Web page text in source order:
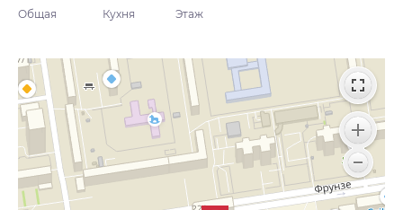
Общая Кухня Этаж